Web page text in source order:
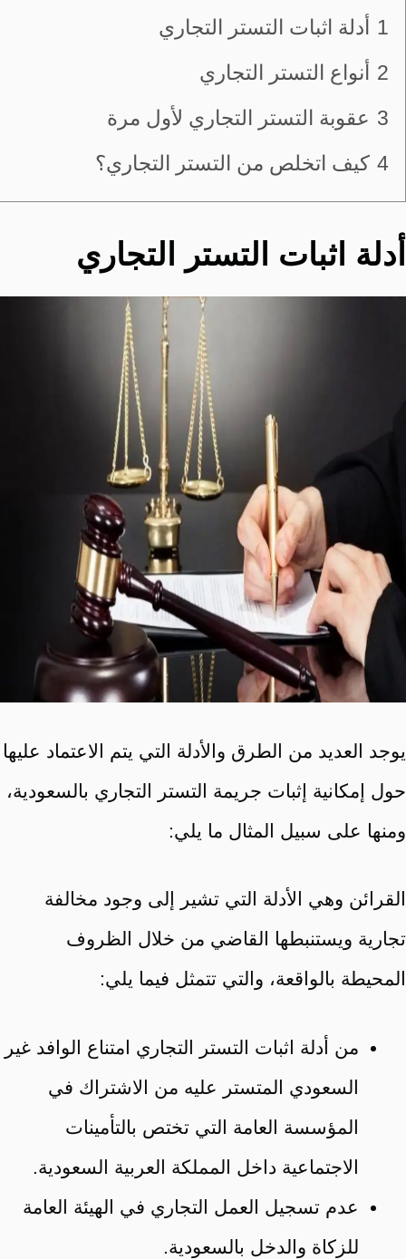
1 أدلة اثبات التستر التجاري
2 أنواع التستر التجاري
3 عقوبة التستر التجاري لأول مرة
4 كيف اتخلص من التستر التجاري؟
أدلة اثبات التستر التجاري
يوجد العديد من الطرق والأدلة التي يتم الاعتماد عليها
حول إمكانية إثبات جريمة التستر التجاري بالسعودية،
ومنها على سبيل المثال ما يلي:
القرائن وهي الأدلة التي تشير إلى وجود مخالفة
تجارية ويستنبطها القاضي من خلال الظروف
المحيطة بالواقعة، والتي تتمثل فيما يلي:
من أدلة اثبات التستر التجاري امتناع الوافد غير
السعودي المتستر عليه من الاشتراك في
المؤسسة العامة التي تختص بالتأمينات
الاجتماعية داخل المملكة العربية السعودية.
عدم تسجيل العمل التجاري في الهيئة العامة
للزكاة والدخل بالسعودية.